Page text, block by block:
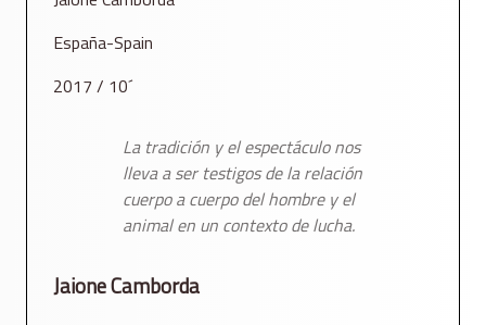
España-Spain
2017 / 10´
La tradición y el espectáculo nos
lleva a ser testigos de la relación
cuerpo a cuerpo del hombre y el
animal en un contexto de lucha.
Jaione Camborda